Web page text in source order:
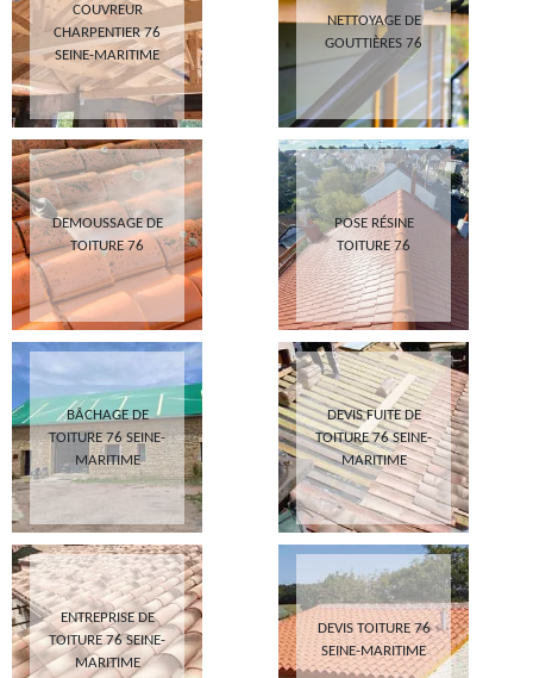
COUVREUR
CHARPENTIER 76
SEINE-MARITIME
NETTOYAGE DE
GOUTTIÈRES 76
DEMOUSSAGE DE
TOITURE 76
POSE RÉSINE
TOITURE 76
BÂCHAGE DE
TOITURE 76 SEINE-
MARITIME
DEVIS FUITE DE
TOITURE 76 SEINE-
MARITIME
ENTREPRISE DE
TOITURE 76 SEINE-
MARITIME
DEVIS TOITURE 76
SEINE-MARITIME